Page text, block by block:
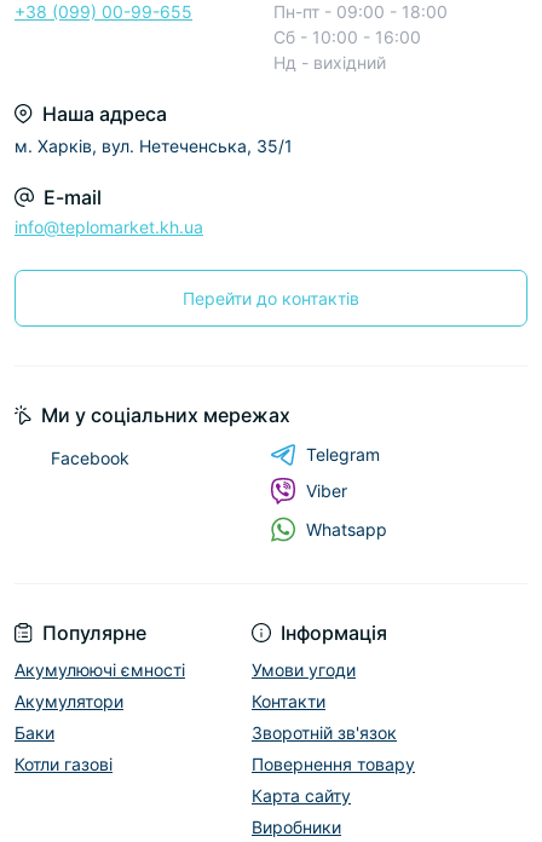
+38 (099) 00-99-655
Пн-пт - 09:00 - 18:00
Сб - 10:00 - 16:00
Нд - вихідний
Наша адреса
м. Харків, вул. Нетеченська, 35/1
E-mail
info@teplomarket.kh.ua
Перейти до контактів
Популярне
Акумулюючі ємності
Акумулятори
Баки
Котли газові
Інформація
Умови угоди
Контакти
Зворотній зв'язок
Повернення товару
Карта сайту
Виробники
Ми у соціальних мережах
Facebook
Telegram
Viber
Whatsapp